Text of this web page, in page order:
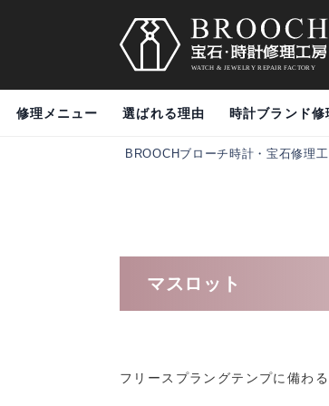
修理メニュー 選ばれる理由 時計ブランド修
BROOCHブローチ時計・宝石修理
マスロット
フリースプラングテンプに備わ